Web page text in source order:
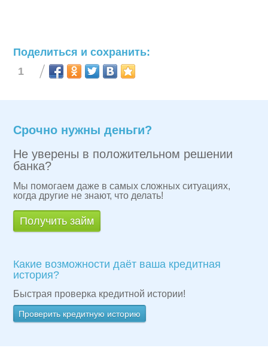
Поделиться и сохранить:
1
Срочно нужны деньги?
Не уверены в положительном решении
банка?
Мы помогаем даже в самых сложных ситуациях,
когда другие не знают, что делать!
Получить займ
Какие возможности даёт ваша кредитная
история?
Быстрая проверка кредитной истории!
Проверить кредитную историю